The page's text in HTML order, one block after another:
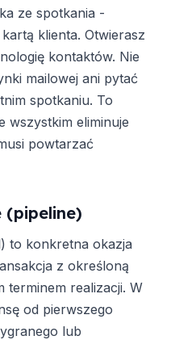
ze spotkania -
klienta. Otwierasz
kontaktów. Nie
mailowej ani pytać
spotkaniu. To
wszystkim eliminuje
powtarzać
(pipeline)
to konkretna okazja
z określoną
terminem realizacji. W
od pierwszego
lub